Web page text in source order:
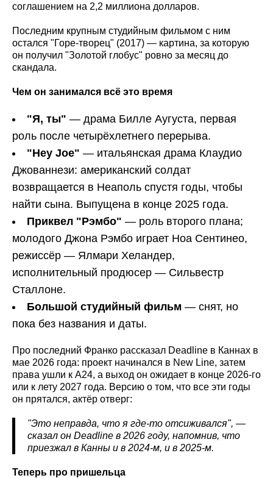
соглашением на 2,2 миллиона долларов.
Последним крупным студийным фильмом с ним
остался "Горе-творец" (2017) — картина, за которую
он получил "Золотой глобус" ровно за месяц до
скандала.
Чем он занимался всё это время
"Я, ты" — драма Билле Аугуста, первая
роль после четырёхлетнего перерыва.
"Hey Joe" — итальянская драма Клаудио
Джованнези: американский солдат
возвращается в Неаполь спустя годы, чтобы
найти сына. Выпущена в конце 2025 года.
Приквел "Рэмбо" — роль второго плана;
молодого Джона Рэмбо играет Ноа Сентинео,
режиссёр — Ялмари Хеландер,
исполнительный продюсер — Сильвестр
Сталлоне.
Большой студийный фильм — снят, но
пока без названия и даты.
Про последний Франко рассказал Deadline в Каннах в
мае 2026 года: проект начинался в New Line, затем
права ушли к A24, а выход он ожидает в конце 2026-го
или к лету 2027 года. Версию о том, что все эти годы
он прятался, актёр отверг:
"Это неправда, что я где-то отсиживался", —
сказал он Deadline в 2026 году, напомнив, что
приезжал в Канны и в 2024-м, и в 2025-м.
Теперь про пришельца